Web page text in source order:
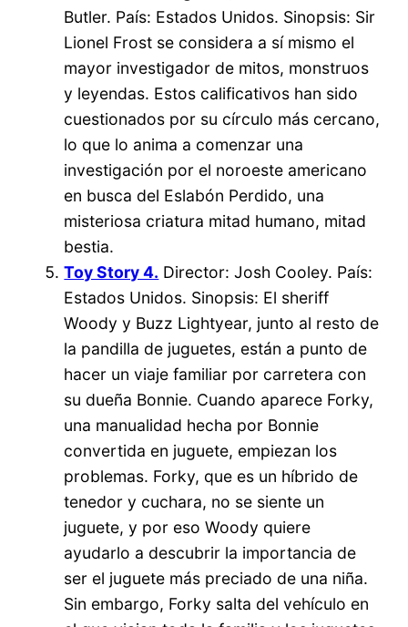
Butler. País: Estados Unidos. Sinopsis: Sir
Lionel Frost se considera a sí mismo el
mayor investigador de mitos, monstruos
y leyendas. Estos calificativos han sido
cuestionados por su círculo más cercano,
lo que lo anima a comenzar una
investigación por el noroeste americano
en busca del Eslabón Perdido, una
misteriosa criatura mitad humano, mitad
bestia.
Toy Story 4. Director: Josh Cooley. País:
Estados Unidos. Sinopsis: El sheriff
Woody y Buzz Lightyear, junto al resto de
la pandilla de juguetes, están a punto de
hacer un viaje familiar por carretera con
su dueña Bonnie. Cuando aparece Forky,
una manualidad hecha por Bonnie
convertida en juguete, empiezan los
problemas. Forky, que es un híbrido de
tenedor y cuchara, no se siente un
juguete, y por eso Woody quiere
ayudarlo a descubrir la importancia de
ser el juguete más preciado de una niña.
Sin embargo, Forky salta del vehículo en